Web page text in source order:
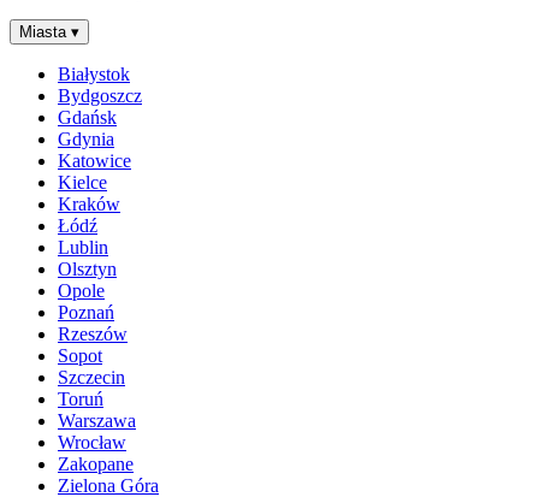
Miasta ▾
Białystok
Bydgoszcz
Gdańsk
Gdynia
Katowice
Kielce
Kraków
Łódź
Lublin
Olsztyn
Opole
Poznań
Rzeszów
Sopot
Szczecin
Toruń
Warszawa
Wrocław
Zakopane
Zielona Góra